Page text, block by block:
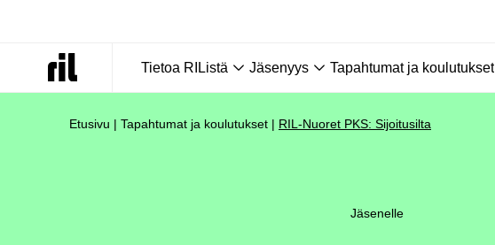
Tietoa RIListä Jäsenyys Tapahtumat ja koulutukset
Etusivu | Tapahtumat ja koulutukset | RIL-Nuoret PKS: Sijoitusilta
Jäsenelle